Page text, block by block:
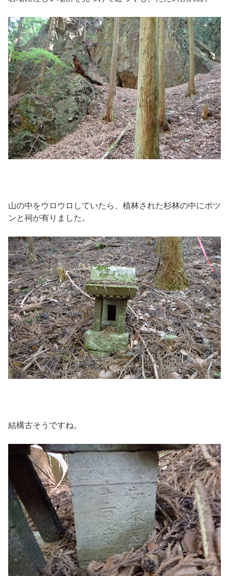
山の中をウロウロしていたら、植林された杉林の中にポツ
ンと祠が有りました。
結構古そうですね。